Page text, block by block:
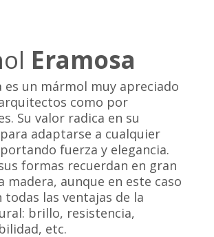
Eramosa
es un mármol muy apreciado
como por
Su valor radica en su
adaptarse a cualquier
fuerza y elegancia.
formas recuerdan en gran
madera, aunque en este caso
todas las ventajas de la
brillo, resistencia,
etc.